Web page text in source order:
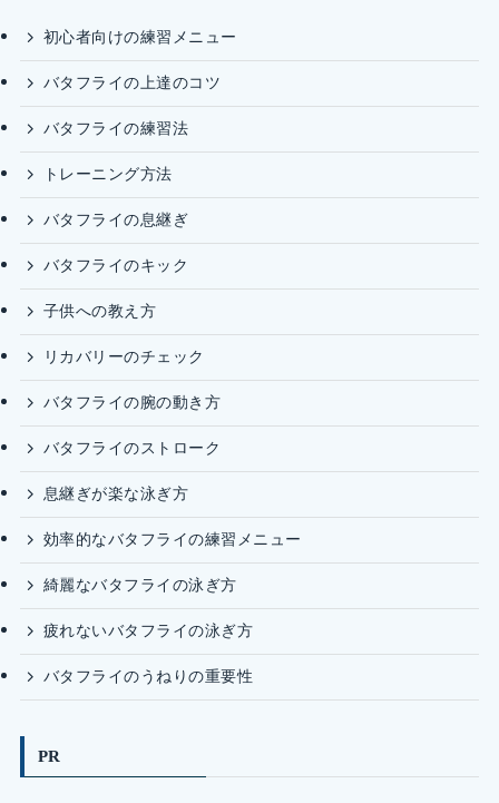
初心者向けの練習メニュー
バタフライの上達のコツ
バタフライの練習法
トレーニング方法
バタフライの息継ぎ
バタフライのキック
子供への教え方
リカバリーのチェック
バタフライの腕の動き方
バタフライのストローク
息継ぎが楽な泳ぎ方
効率的なバタフライの練習メニュー
綺麗なバタフライの泳ぎ方
疲れないバタフライの泳ぎ方
バタフライのうねりの重要性
PR